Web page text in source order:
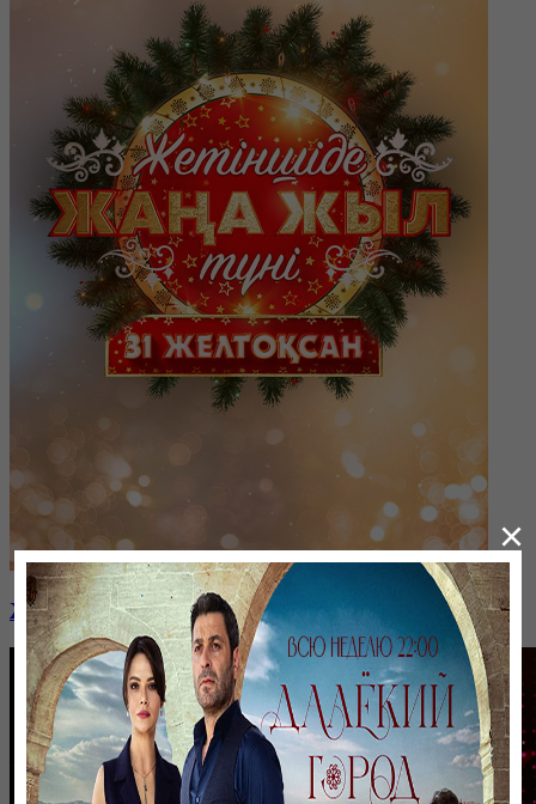
Жетіншіде Жаңа жыл түні
×